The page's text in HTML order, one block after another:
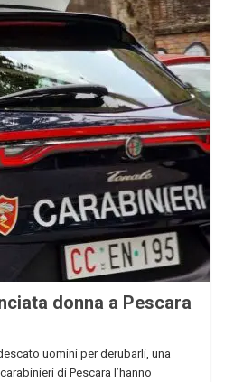
donna a Pescara
uomini per derubarli, una
di Pescara l’hanno